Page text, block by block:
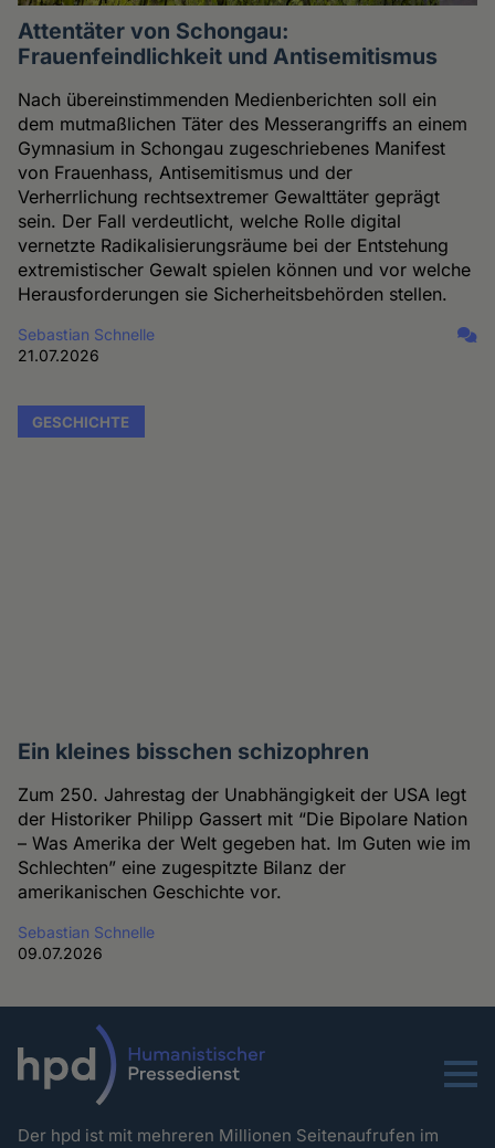
Attentäter von Schongau:
Frauenfeindlichkeit und Antisemitismus
Nach übereinstimmenden Medienberichten soll ein
dem mutmaßlichen Täter des Messerangriffs an einem
Gymnasium in Schongau zugeschriebenes Manifest
von Frauenhass, Antisemitismus und der
Verherrlichung rechtsextremer Gewalttäter geprägt
sein. Der Fall verdeutlicht, welche Rolle digital
vernetzte Radikalisierungsräume bei der Entstehung
extremistischer Gewalt spielen können und vor welche
Herausforderungen sie Sicherheitsbehörden stellen.
Sebastian Schnelle
21.07.2026
GESCHICHTE
Ein kleines bisschen schizophren
Zum 250. Jahrestag der Unabhängigkeit der USA legt
der Historiker Philipp Gassert mit “Die Bipolare Nation
– Was Amerika der Welt gegeben hat. Im Guten wie im
Schlechten” eine zugespitzte Bilanz der
amerikanischen Geschichte vor.
Sebastian Schnelle
09.07.2026
Menu
Der hpd ist mit mehreren Millionen Seitenaufrufen im